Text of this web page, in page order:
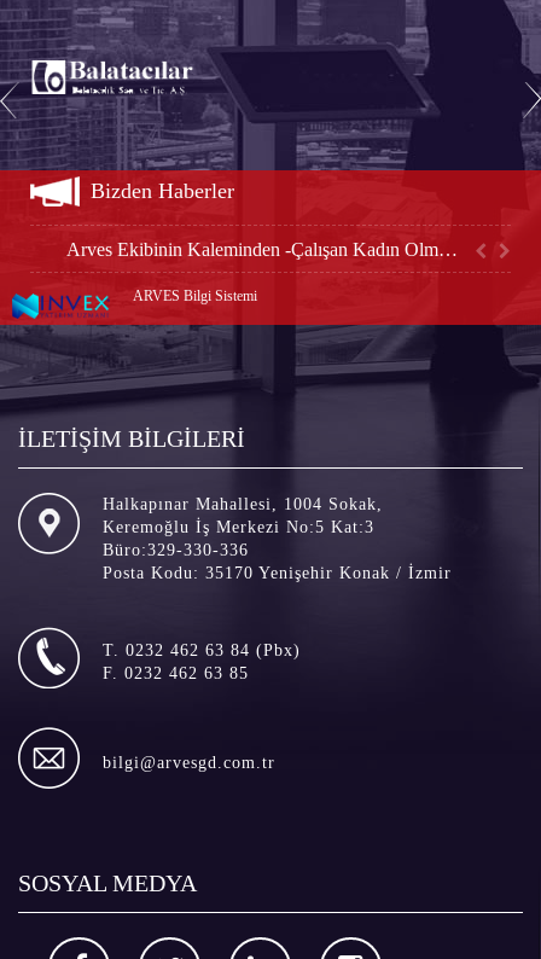
Bizden Haberler
Konkordato ile Sermaye Şirketleri ve Kooperatiflerin Uzlaşma Yoluyla Yeniden Yapılandırılmasında DEĞERLEME
Arves Ekibinin Kaleminden -Çalışan Kadın Olmak Üzerine-
ARVES Bilgi Sistemi
İLETİŞİM BİLGİLERİ
Halkapınar Mahallesi, 1004 Sokak,
Keremoğlu İş Merkezi No:5 Kat:3
Büro:329-330-336
Posta Kodu: 35170 Yenişehir Konak / İzmir
T. 0232 462 63 84 (Pbx)
F. 0232 462 63 85
bilgi@arvesgd.com.tr
SOSYAL MEDYA